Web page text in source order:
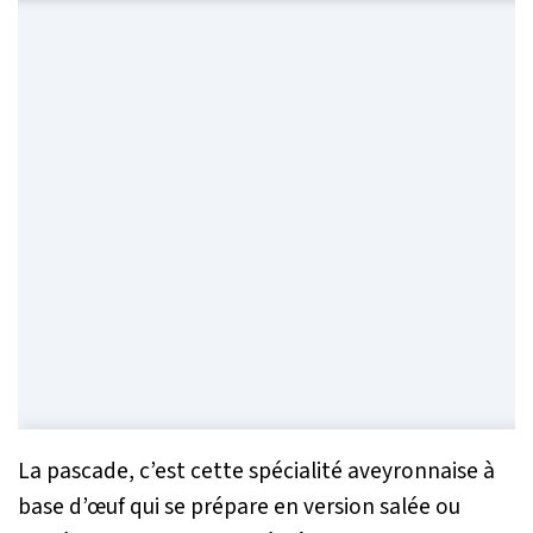
La pascade, c’est cette spécialité aveyronnaise à
base d’œuf qui se prépare en version salée ou